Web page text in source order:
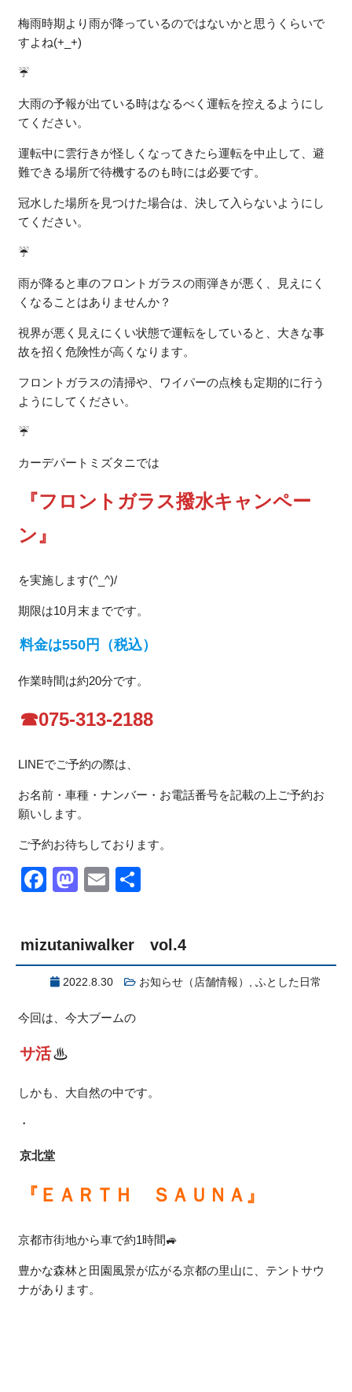
梅雨時期より雨が降っているのではないかと思うくらいで
すよね(+_+)
☔
大雨の予報が出ている時はなるべく運転を控えるようにし
てください。
運転中に雲行きが怪しくなってきたら運転を中止して、避
難できる場所で待機するのも時には必要です。
冠水した場所を見つけた場合は、決して入らないようにし
てください。
☔
雨が降ると車のフロントガラスの雨弾きが悪く、見えにく
くなることはありませんか？
視界が悪く見えにくい状態で運転をしていると、大きな事
故を招く危険性が高くなります。
フロントガラスの清掃や、ワイパーの点検も定期的に行う
ようにしてください。
☔
カーデパートミズタニでは
『フロントガラス撥水キャンペー
ン』
を実施します(^_^)/
期限は10月末までです。
料金は550円（税込）
作業時間は約20分です。
☎075-313-2188
LINEでご予約の際は、
お名前・車種・ナンバー・お電話番号を記載の上ご予約お
願いします。
ご予約お待ちしております。
Facebook
Mastodon
Email
mizutaniwalker vol.4
2022.8.30 お知らせ（店舗情報） ,ふとした日常
今回は、今大ブームの
サ活♨
しかも、大自然の中です。
・
京北堂
『ＥＡＲＴＨ ＳＡＵＮＡ』
京都市街地から車で約1時間🚙
豊かな森林と田園風景が広がる京都の里山に、テントサウ
ナがあります。